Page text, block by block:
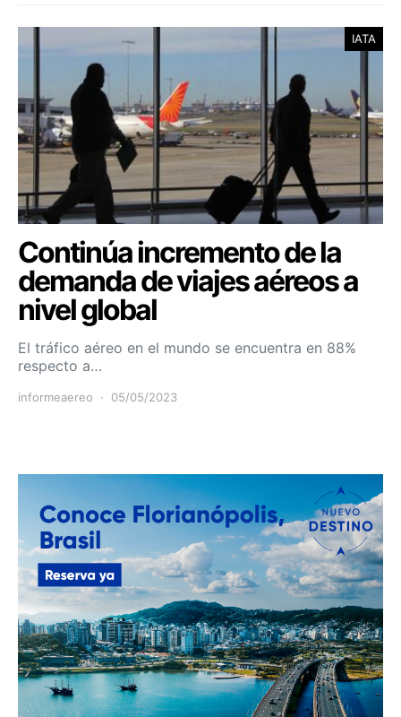
IATA
Continúa incremento de la
demanda de viajes aéreos a
nivel global
El tráfico aéreo en el mundo se encuentra en 88%
respecto a…
informeaereo 05/05/2023